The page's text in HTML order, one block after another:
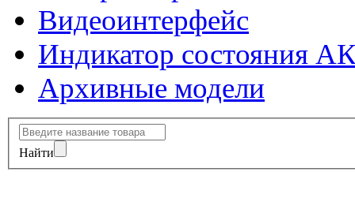
Видеоинтерфейс
Индикатор состояния
Архивные модели
Найти